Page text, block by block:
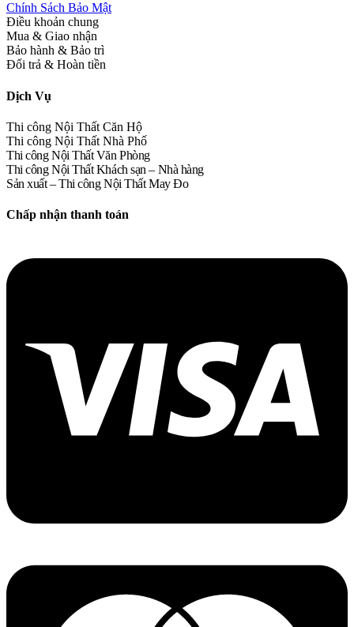
Chính Sách Bảo Mật
Điều khoản chung
Mua & Giao nhận
Bảo hành & Bảo trì
Đổi trả & Hoàn tiền
Dịch Vụ
Thi công Nội Thất Căn Hộ
Thi công Nội Thất Nhà Phố
Thi công Nội Thất Văn Phòng
Thi công Nội Thất Khách sạn – Nhà hàng
Sản xuất – Thi công Nội Thất May Đo
Chấp nhận thanh toán